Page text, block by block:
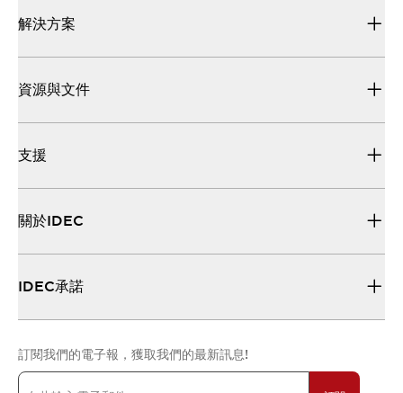
解決方案
資源與文件
支援
關於IDEC
IDEC承諾
訂閱我們的電子報，獲取我們的最新訊息!